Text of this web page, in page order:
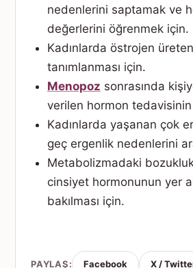
nedenlerini saptamak ve
değerlerini öğrenmek için.
Kadınlarda östrojen
tanımlanması için.
Menopoz sonrasında
verilen hormon
Kadınlarda yaşanan çok
geç ergenlik nedenlerini
Metabolizmadaki
cinsiyet hormonunun yer
bakılması için.
PAYLAŞ: Facebook X /